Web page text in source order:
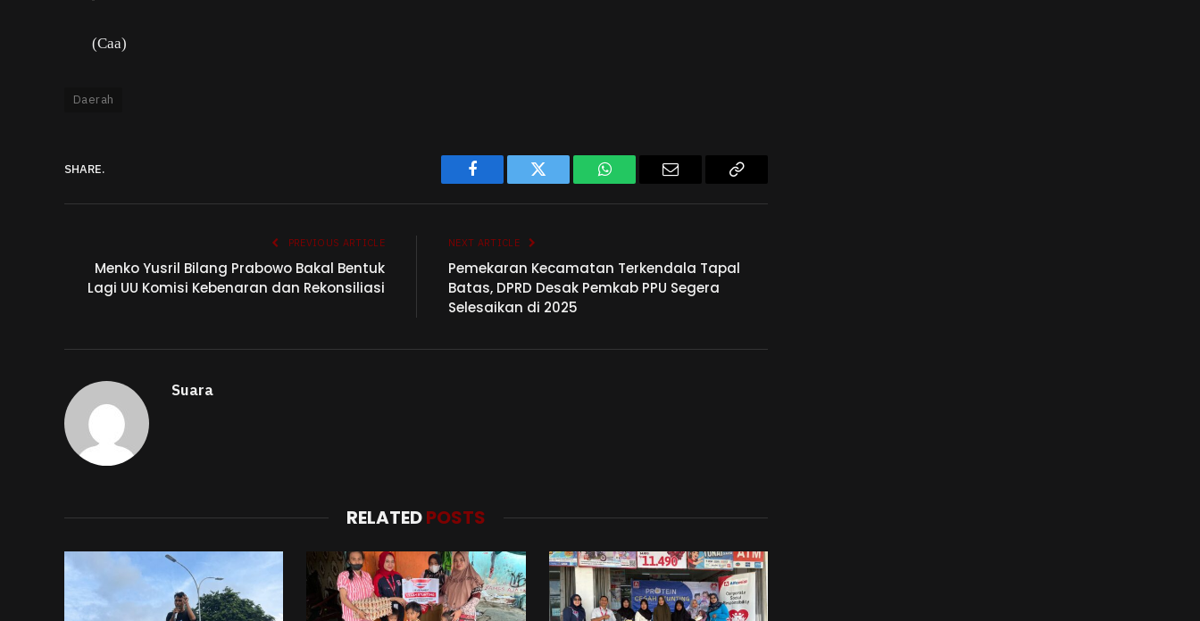
(Caa)
Daerah
SHARE.
Facebook Twitter WhatsAppEmail
Copy
PREVIOUS ARTICLE
Menko Yusril Bilang Prabowo Bakal Bentuk
Lagi UU Komisi Kebenaran dan Rekonsiliasi
NEXT ARTICLE
Pemekaran Kecamatan Terkendala Tapal
Batas, DPRD Desak Pemkab PPU Segera
Selesaikan di 2025
Suara
RELATEDPOSTS